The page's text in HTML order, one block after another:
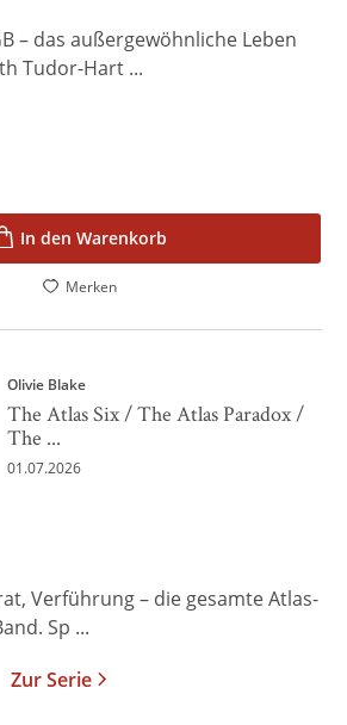
– das außergewöhnliche Leben
Tudor-Hart ...
In den Warenkorb
Merken
Olivie Blake
The Atlas Six / The Atlas Paradox /
The ...
01.07.2026
Verführung – die gesamte Atlas-
Sp ...
Zur Serie